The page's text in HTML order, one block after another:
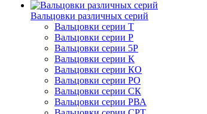
Вальцовки различных серий
Вальцовки серии Т
Вальцовки серии Р
Вальцовки серии 5Р
Вальцовки серии К
Вальцовки серии КО
Вальцовки серии РО
Вальцовки серии СК
Вальцовки серии РВА